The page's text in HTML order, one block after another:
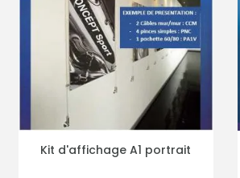
PLUS DE DÉTAILS
Porte affiche pour cimaise